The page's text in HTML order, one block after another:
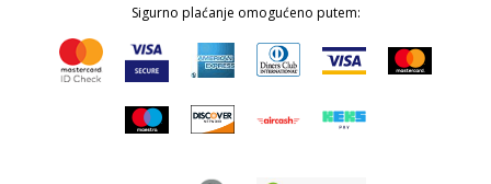
Sigurno plaćanje omogućeno putem: